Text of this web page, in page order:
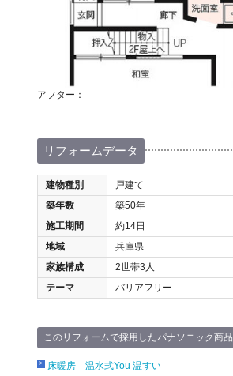
アフター：
リフォームデータ
建物種別
戸建て
築年数
築50年
施工期間
約14日
地域
兵庫県
家族構成
2世帯3人
テーマ
バリアフリー
このリフォームで採用したパナソニック商品
床暖房 温水式You 温すい